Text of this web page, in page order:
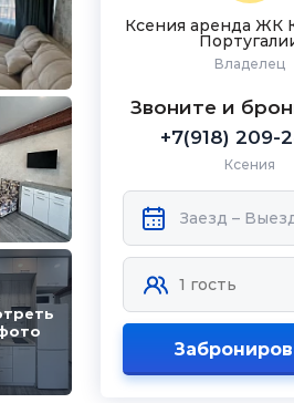
Ксения аренда ЖК
Владелец
Звоните и
+7(918) 209-
Ксения